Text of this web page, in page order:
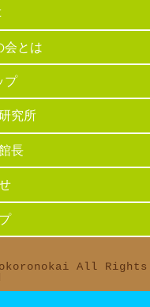
会とは
プ
究所
長
All Rights